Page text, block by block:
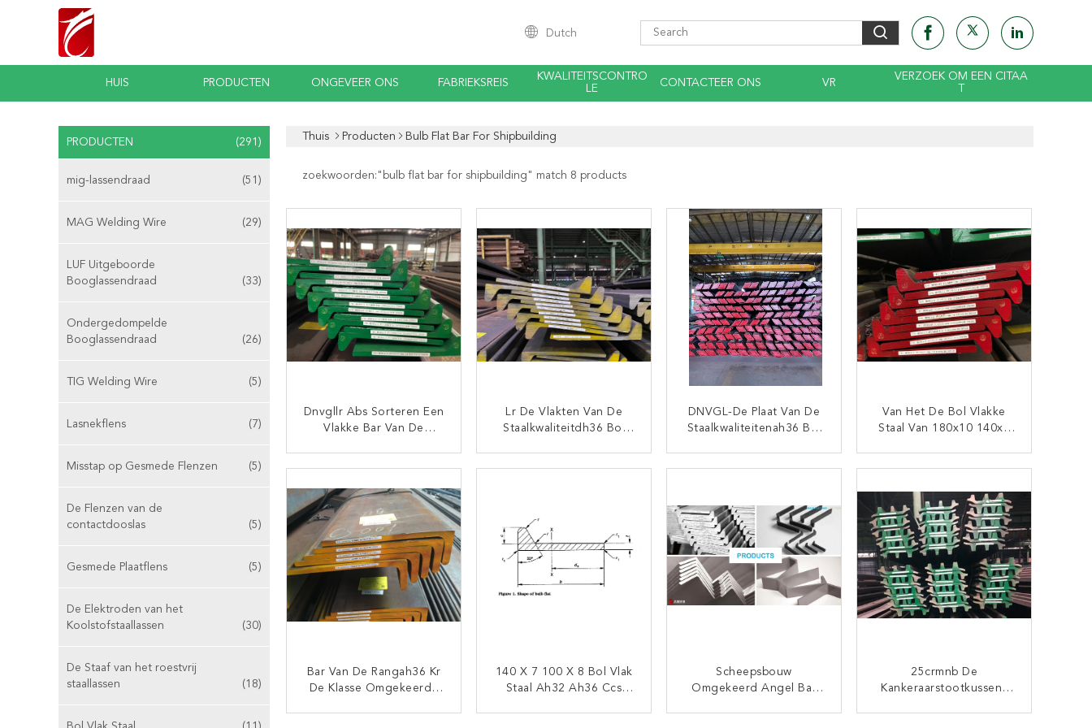
Dutch
HUIS PRODUCTEN ONGEVEER ONS FABRIEKSREIS
KWALITEITSCONTRO
LE
CONTACTEER ONS VR
VERZOEK OM EEN CITAA
PRODUCTEN (291)
mig-lassendraad (51)
MAG Welding Wire (29)
LUF Uitgeboorde
Booglassendraad
(33)
Ondergedompelde
Booglassendraad
(26)
TIG Welding Wire (5)
Lasnekflens (7)
Misstap op Gesmede Flenzen (5)
De Flenzen van de
contactdooslas
(5)
Gesmede Plaatflens (5)
De Elektroden van het
Koolstofstaallassen
(30)
De Staaf van het roestvrij
staallassen
(18)
Thuis Producten Bulb Flat Bar For Shipbuilding
zoekwoorden:" bulb flat bar for shipbuilding " match 8 products
Dnvgllr Abs Sorteren Een
Vlakke Bar Van De
CONTACT NU
Lr De Vlakten Van De
Staalkwaliteitdh36 Bol
CONTACT NU
DNVGL-De Plaat Van De
Staalkwaliteitenah36 Bol
CONTACT NU
Van Het De Bol Vlakke
Staal Van 180x10 140x9
CONTACT NU
Bar Van De Rangah36 Kr
De Klasse Omgekeerde
140 X 7 100 X 8 Bol Vlak
Staal Ah32 Ah36 Ccs
Scheepsbouw
Omgekeerd Angel Bar
25crmnb De
Kankeraarstootkussens